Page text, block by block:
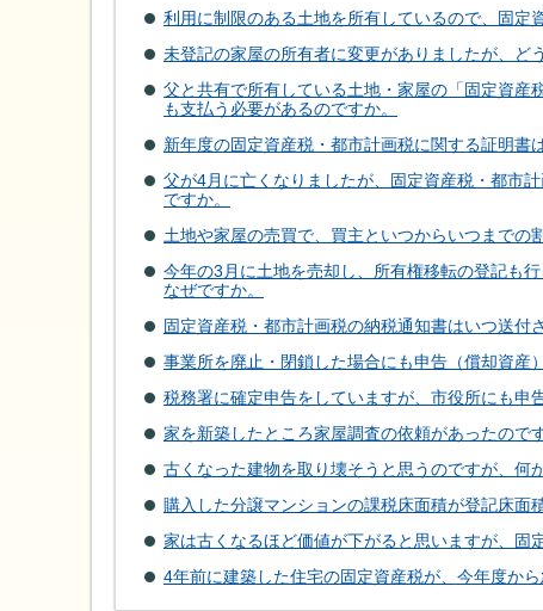
利用に制限のある土地を所有しているので、固定
未登記の家屋の所有者に変更がありましたが、ど
父と共有で所有している土地・家屋の「固定資産
も支払う必要があるのですか。
新年度の固定資産税・都市計画税に関する証明書
父が4月に亡くなりましたが、固定資産税・都市
ですか。
土地や家屋の売買で、買主といつからいつまでの
今年の3月に土地を売却し、所有権移転の登記も
なぜですか。
固定資産税・都市計画税の納税通知書はいつ送付
事業所を廃止・閉鎖した場合にも申告（償却資産
税務署に確定申告をしていますが、市役所にも申
家を新築したところ家屋調査の依頼があったので
古くなった建物を取り壊そうと思うのですが、何
購入した分譲マンションの課税床面積が登記床面
家は古くなるほど価値が下がると思いますが、固
4年前に建築した住宅の固定資産税が、今年度か